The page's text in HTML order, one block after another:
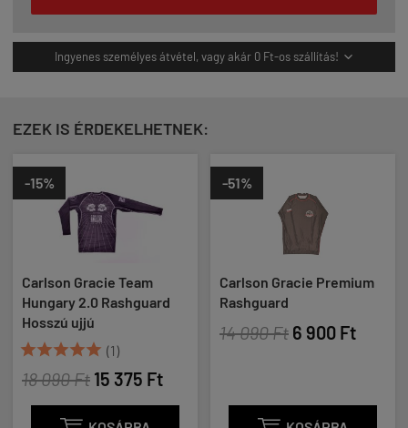
Ingyenes személyes átvétel, vagy akár 0 Ft-os szállítás! 
EZEK IS ÉRDEKELHETNEK:
-15%
Carlson Gracie Team
Hungary 2.0 Rashguard
Hosszú ujjú
 (1)
18 090 Ft 15 375 Ft
-51%
Carlson Gracie Premium
Rashguard
14 090 Ft 6 900 Ft